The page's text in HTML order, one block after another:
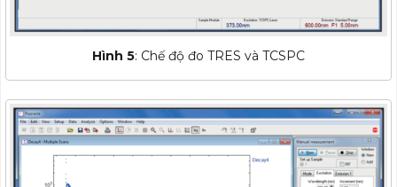
Hình 5: Chế độ đo TRES và TCSPC